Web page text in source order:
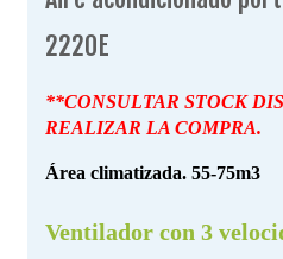
2220E
**CONSULTAR STOCK
REALIZAR LA COMPRA.
Área climatizada. 55-75m3
Ventilador con 3